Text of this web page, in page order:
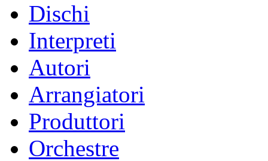
Dischi
Interpreti
Autori
Arrangiatori
Produttori
Orchestre